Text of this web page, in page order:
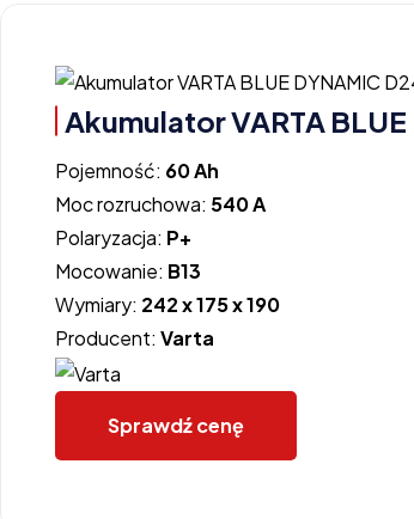
Akumulator VARTA
Pojemność: 60 Ah
Moc rozruchowa: 540 A
Polaryzacja: P+
Mocowanie: B13
Wymiary: 242 x 175 x 190
Producent: Varta
Sprawdź cenę